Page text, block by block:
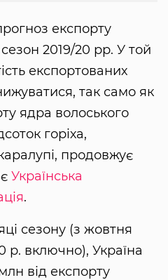
експорту
сезон 2019/20 рр. У той
експортованих
так само як
ядра волоського
горіха,
продовжує
Українська
.
сезону (з жовтня
р. включно), Україна
від експорту